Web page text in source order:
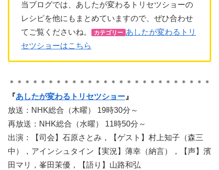
当ブログでは、あしたが変わるトリセツショーの
レシピを他にもまとめていますので、ぜひ合わせ
てご覧くださいね。
カテゴリー あしたが変わるトリ
セツショーはこちら
＊＊＊＊＊＊＊＊＊＊＊＊＊＊＊＊＊＊＊＊＊＊＊＊＊＊
『あしたが変わるトリセツショー 』
放送：NHK総合（木曜） 19時30分～
再放送：NHK総合（水曜） 11時50分～
出演：【司会】石原さとみ，【ゲスト】村上知子（森三
中），アインシュタイン【実況】薄幸（納言），【声】濱
田マリ，峯田茉優，【語り】山路和弘